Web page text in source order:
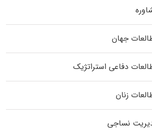
جهان
دفاعی استراتژیک
زنان
نساجی